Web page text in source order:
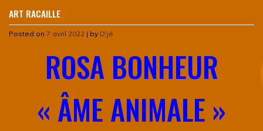
ART RACAILLE
Posted on 7 avril 2022 | by D'jé
ROSA BONHEUR
« ÂME ANIMALE »